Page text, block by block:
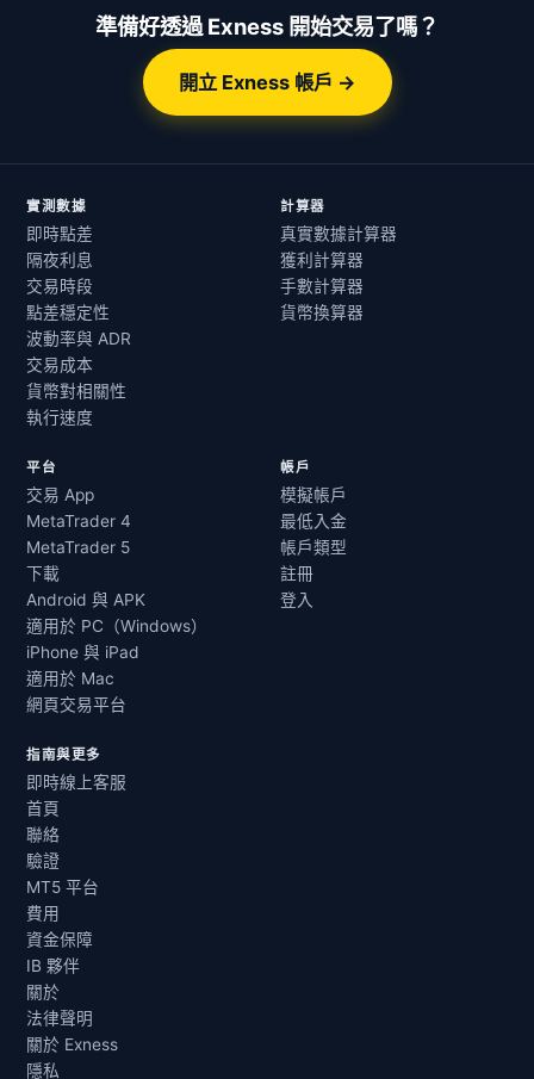
準備好透過 Exness 開始交易了嗎？
開立 Exness 帳戶 →
實測數據
即時點差
隔夜利息
交易時段
點差穩定性
波動率與 ADR
交易成本
貨幣對相關性
執行速度
計算器
真實數據計算器
獲利計算器
手數計算器
貨幣換算器
平台
交易 App
MetaTrader 4
MetaTrader 5
下載
Android 與 APK
適用於 PC（Windows）
iPhone 與 iPad
適用於 Mac
網頁交易平台
帳戶
模擬帳戶
最低入金
帳戶類型
註冊
登入
指南與更多
即時線上客服
首頁
聯絡
驗證
MT5 平台
費用
資金保障
IB 夥伴
關於
法律聲明
關於 Exness
隱私